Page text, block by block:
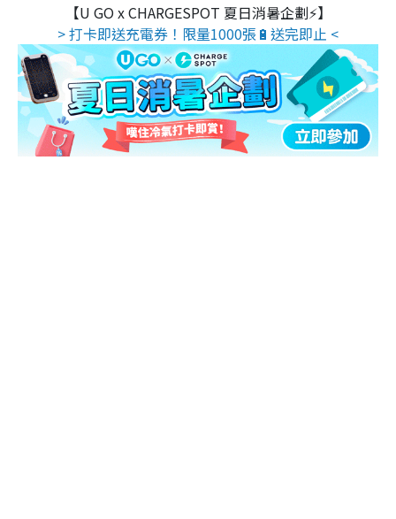
【U GO x CHARGESPOT 夏日消暑企劃⚡】
> 打卡即送充電券！限量1000張🔋送完即止 <